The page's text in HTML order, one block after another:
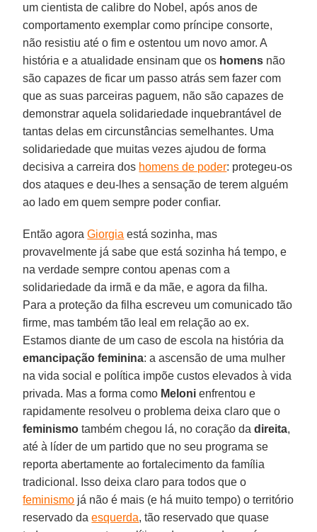
um cientista de calibre do Nobel, após anos de
comportamento exemplar como príncipe consorte,
não resistiu até o fim e ostentou um novo amor. A
história e a atualidade ensinam que os homens não
são capazes de ficar um passo atrás sem fazer com
que as suas parceiras paguem, não são capazes de
demonstrar aquela solidariedade inquebrantável de
tantas delas em circunstâncias semelhantes. Uma
solidariedade que muitas vezes ajudou de forma
decisiva a carreira dos homens de poder: protegeu-os
dos ataques e deu-lhes a sensação de terem alguém
ao lado em quem sempre poder confiar.
Então agoraGiorgia está sozinha, mas
provavelmente já sabe que está sozinha há tempo, e
na verdade sempre contou apenas com a
solidariedade da irmã e da mãe, e agora da filha.
Para a proteção da filha escreveu um comunicado tão
firme, mas também tão leal em relação ao ex.
Estamos diante de um caso de escola na história da
emancipação feminina: a ascensão de uma mulher
na vida social e política impõe custos elevados à vida
privada. Mas a forma como Meloni enfrentou e
rapidamente resolveu o problema deixa claro que o
feminismo também chegou lá, no coração dadireita,
até à líder de um partido que no seu programa se
reporta abertamente ao fortalecimento da família
tradicional. Isso deixa claro para todos que o
feminismo já não é mais (e há muito tempo) o território
reservado daesquerda, tão reservado que quase